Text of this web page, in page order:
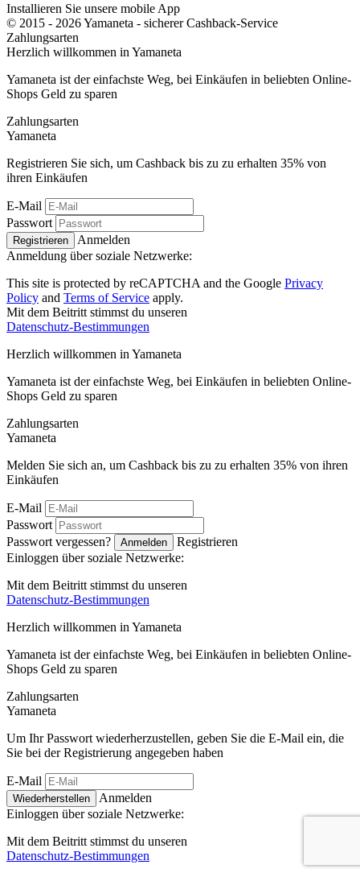
Installieren Sie unsere mobile App
© 2015 - 2026 Yamaneta - sicherer Cashback-Service
Zahlungsarten
Herzlich willkommen in Yamaneta
Yamaneta ist der einfachste Weg, bei Einkäufen in beliebten Online-
Shops Geld zu sparen
Zahlungsarten
Yamaneta
Registrieren Sie sich, um Cashback bis zu zu erhalten 35% von
ihren Einkäufen
E-Mail
Passwort
Registrieren
Anmelden
Anmeldung über soziale Netzwerke:
This site is protected by reCAPTCHA and the Google Privacy
Policy and Terms of Service apply.
Mit dem Beitritt stimmst du unseren
Datenschutz-Bestimmungen
Herzlich willkommen in Yamaneta
Yamaneta ist der einfachste Weg, bei Einkäufen in beliebten Online-
Shops Geld zu sparen
Zahlungsarten
Yamaneta
Melden Sie sich an, um Cashback bis zu zu erhalten 35% von ihren
Einkäufen
E-Mail
Passwort
Passwort vergessen?
Anmelden
Registrieren
Einloggen über soziale Netzwerke:
Mit dem Beitritt stimmst du unseren
Datenschutz-Bestimmungen
Herzlich willkommen in Yamaneta
Yamaneta ist der einfachste Weg, bei Einkäufen in beliebten Online-
Shops Geld zu sparen
Zahlungsarten
Yamaneta
Um Ihr Passwort wiederherzustellen, geben Sie die E-Mail ein, die
Sie bei der Registrierung angegeben haben
E-Mail
Wiederherstellen
Anmelden
Einloggen über soziale Netzwerke:
Mit dem Beitritt stimmst du unseren
Datenschutz-Bestimmungen